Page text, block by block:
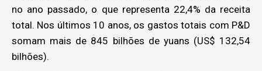
no ano passado, o que representa 22,4% da receita
total. Nos últimos 10 anos, os gastos totais com P&D
somam mais de 845 bilhões de yuans (US$ 132,54
bilhões).